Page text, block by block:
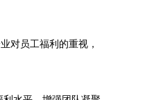
对员工福利的重视，